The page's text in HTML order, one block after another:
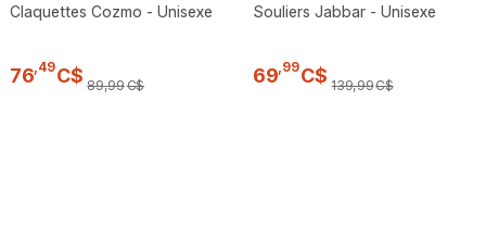
Claquettes Cozmo - Unisexe
76 49C$ 89,99C$
Souliers Jabbar - Unisexe
69 99C$ 139,99C$